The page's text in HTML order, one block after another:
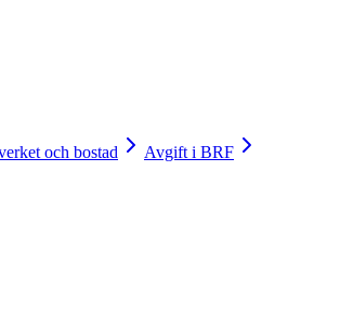
och bostad Avgift i BRF